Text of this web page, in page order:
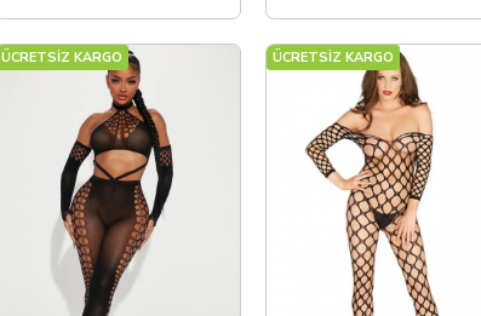
ÜCRETSİZ KARGO ÜCRETSİZ KARGO